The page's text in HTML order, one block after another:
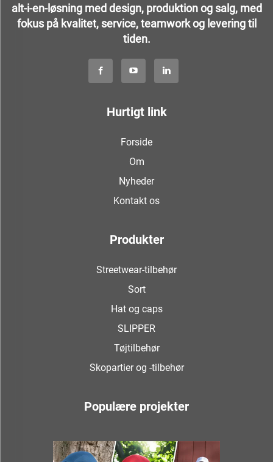
alt-i-en-løsning med design, produktion og salg, med
fokus på kvalitet, service, teamwork og levering til
tiden.
Hurtigt link
Forside
Om
Nyheder
Kontakt os
Produkter
Streetwear-tilbehør
Sort
Hat og caps
SLIPPER
Tøjtilbehør
Skopartier og -tilbehør
Populære projekter